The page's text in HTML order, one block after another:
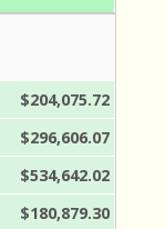
$204,075.72
$296,606.07
$534,642.02
$180,879.30